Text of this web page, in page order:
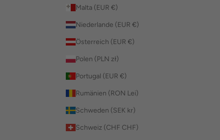
Malta (EUR €)
Niederlande (EUR €)
Österreich (EUR €)
Polen (PLN zł)
Portugal (EUR €)
Rumänien (RON Lei)
Schweden (SEK kr)
Schweiz (CHF CHF)